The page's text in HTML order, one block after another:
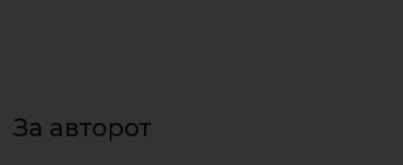
За авторот